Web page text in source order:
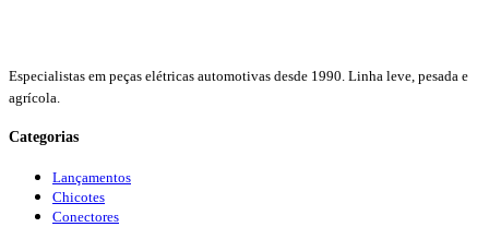
Especialistas em peças elétricas automotivas desde 1990. Linha leve, pesada e
agrícola.
Categorias
Lançamentos
Chicotes
Conectores